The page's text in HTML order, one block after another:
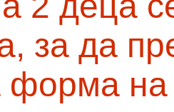
за да
форма на